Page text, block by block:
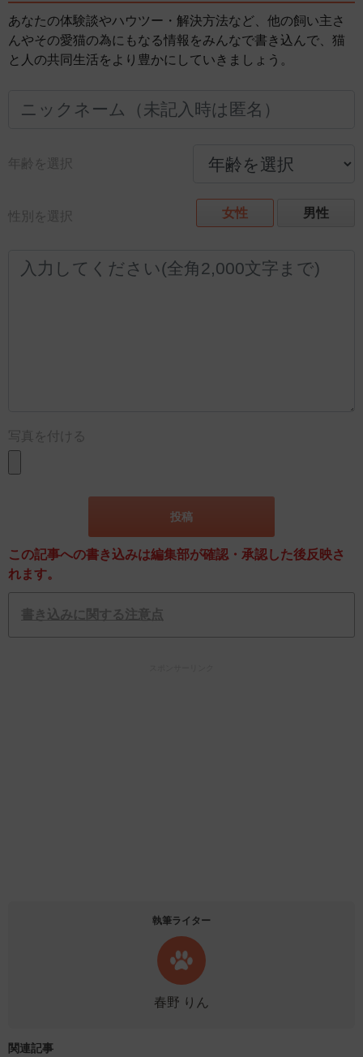
あなたの体験談やハウツー・解決方法など、他の飼い主さ
んやその愛猫の為にもなる情報をみんなで書き込んで、猫
と人の共同生活をより豊かにしていきましょう。
年齢を選択
性別を選択 女性 男性
写真を付ける
この記事への書き込みは編集部が確認・承認した後反映さ
れます。
書き込みに関する注意点
執筆ライター
春野 りん
関連記事